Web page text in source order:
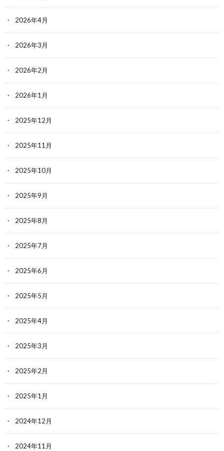
2026年4月
2026年3月
2026年2月
2026年1月
2025年12月
2025年11月
2025年10月
2025年9月
2025年8月
2025年7月
2025年6月
2025年5月
2025年4月
2025年3月
2025年2月
2025年1月
2024年12月
2024年11月